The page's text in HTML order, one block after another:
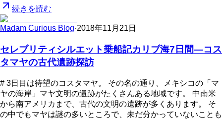
続きを読む
Madam Curious Blog·2018年11月21日
セレブリティシルエット乗船記カリブ海7日間―コス
タマヤの古代遺跡探訪
# 3日目は待望のコスタマヤ。 その名の通り、メキシコの「マ
ヤの海岸」マヤ文明の遺跡がたくさんある地域です。 中南米
から南アメリカまで、古代の文明の遺跡が多くあります。 そ
の中でもマヤは謎の多いところで、未だ分かっていないことも